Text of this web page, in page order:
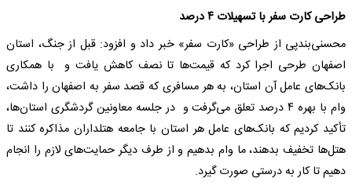
طراحی کارت سفر با تسهیلات ۴ درصد
محسنی‌بندپی از طراحی «کارت سفر» خبر داد و افزود: قبل از جنگ، استان
اصفهان طرحی اجرا کرد که قیمت‌ها تا نصف کاهش یافت و با همکاری
بانک‌های عامل آن استان، به هر مسافری که قصد سفر به اصفهان را داشت،
وام با بهره ۴ درصد تعلق می‌گرفت و در جلسه معاونین گردشگری استان‌ها،
تأکید کردیم که بانک‌های عامل هر استان با جامعه هتلداران مذاکره کنند تا
هتل‌ها تخفیف بدهند، ما وام بدهیم و از طرف دیگر حمایت‌های لازم را انجام
دهیم تا کار به درستی صورت گیرد.